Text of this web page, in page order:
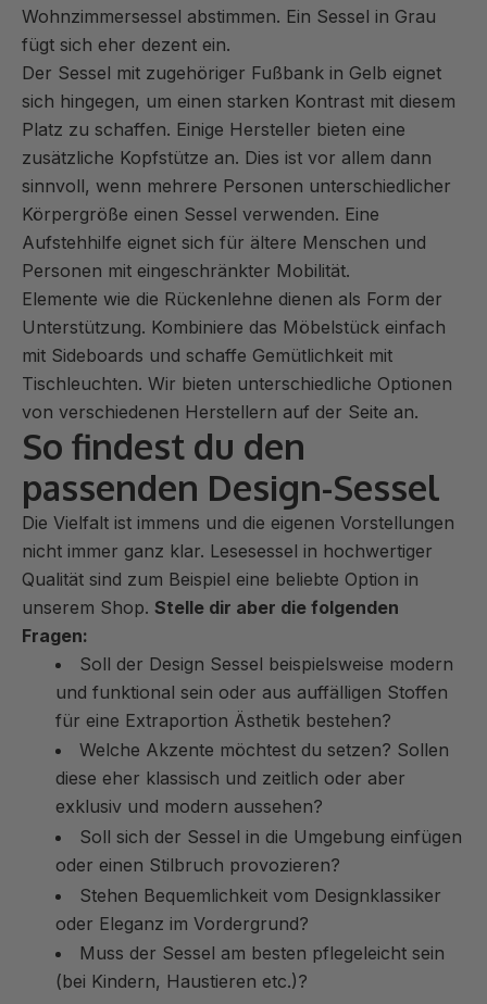
Wohnzimmersessel abstimmen. Ein Sessel in Grau
fügt sich eher dezent ein.
Der Sessel mit zugehöriger Fußbank in Gelb eignet
sich hingegen, um einen starken Kontrast mit diesem
Platz zu schaffen. Einige Hersteller bieten eine
zusätzliche Kopfstütze an. Dies ist vor allem dann
sinnvoll, wenn mehrere Personen unterschiedlicher
Körpergröße einen Sessel verwenden. Eine
Aufstehhilfe eignet sich für ältere Menschen und
Personen mit eingeschränkter Mobilität.
Elemente wie die Rückenlehne dienen als Form der
Unterstützung. Kombiniere das Möbelstück einfach
mit Sideboards und schaffe Gemütlichkeit mit
Tischleuchten. Wir bieten unterschiedliche Optionen
von verschiedenen Herstellern auf der Seite an.
So findest du den
passenden Design-Sessel
Die Vielfalt ist immens und die eigenen Vorstellungen
nicht immer ganz klar. Lesesessel in hochwertiger
Qualität sind zum Beispiel eine beliebte Option in
unserem Shop. Stelle dir aber die folgenden
Fragen:
Soll der Design Sessel beispielsweise modern
und funktional sein oder aus auffälligen Stoffen
für eine Extraportion Ästhetik bestehen?
Welche Akzente möchtest du setzen? Sollen
diese eher klassisch und zeitlich oder aber
exklusiv und modern aussehen?
Soll sich der Sessel in die Umgebung einfügen
oder einen Stilbruch provozieren?
Stehen Bequemlichkeit vom Designklassiker
oder Eleganz im Vordergrund?
Muss der Sessel am besten pflegeleicht sein
(bei Kindern, Haustieren etc.)?